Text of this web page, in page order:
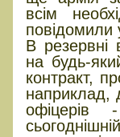
всім
повідомили
В резервні
на будь-
контракт,
наприклад,